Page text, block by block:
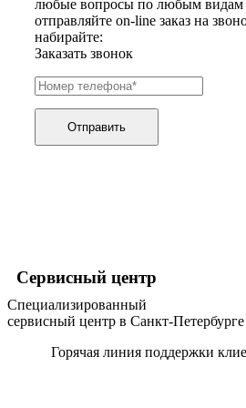
графических планшетов
граниторов
граверов
гребных тренажеров
грелок
грелок для ног
грелок для спины и шеи
греющих кабелей
грилей
хлебопечек
хлеборезок
холодильников
холодильников для молока
homepod
хромбуков
любые вопросы по любым видам
отправляйте on-line заказ на
набирайте:
Заказать звонок
Отправить
Сервисный центр
Специализированный
сервисный центр в Санкт-Петербурге
Горячая линия поддержки